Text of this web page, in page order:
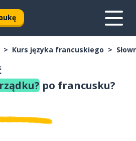
Kurs języka francuskiego
po francusku?